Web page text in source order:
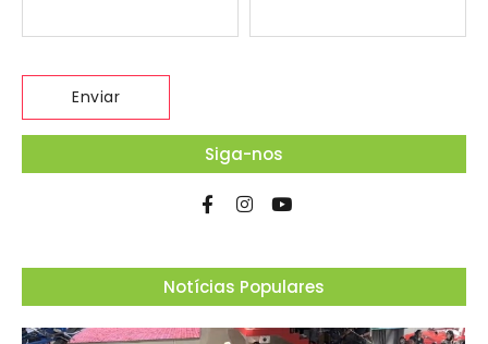
Siga-nos
Notícias Populares